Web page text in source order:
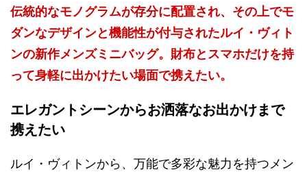
伝統的なモノグラムが存分に配置され、その上でモ
ダンなデザインと機能性が付与されたルイ・ヴィト
ンの新作メンズミニバッグ。財布とスマホだけを持
って身軽に出かけたい場面で携えたい。
エレガントシーンからお洒落なお出かけまで
携えたい
ルイ・ヴィトンから、万能で多彩な魅力を持つメン